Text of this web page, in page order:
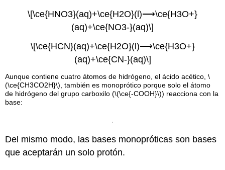
\[\ce{HNO3}(aq)+\ce{H2O}(l)⟶\ce{H3O+}
(aq)+\ce{NO3-}(aq)\]
\[\ce{HCN}(aq)+\ce{H2O}(l)⟶\ce{H3O+}
(aq)+\ce{CN-}(aq)\]
Aunque contiene cuatro átomos de hidrógeno, el ácido acético, \
(\ce{CH3CO2H}\), también es monoprótico porque solo el átomo
de hidrógeno del grupo carboxilo (\(\ce{-COOH}\)) reacciona con la
base:
Del mismo modo, las bases monopróticas son bases
que aceptarán un solo protón.